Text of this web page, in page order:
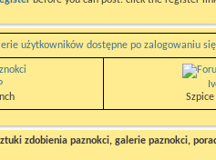
użytkowników dostępne po zalogowaniu się
zdobienia paznokci, galerie paznokci,